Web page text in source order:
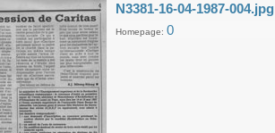
N3381-16-04-1987-004.jpg
Homepage: 0